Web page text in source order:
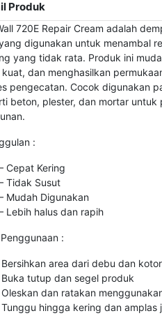
Produk
720E Repair Cream adalah
digunakan untuk menambal
yang tidak rata. Produk ini
dan menghasilkan
pengecatan. Cocok digunakan
beton, plester, dan mortar
:
Cepat Kering
Tidak Susut
Mudah Digunakan
Lebih halus dan rapih
:
Bersihkan area dari debu dan
Buka tutup dan segel produk
Oleskan dan ratakan
Tunggu hingga kering dan amplas